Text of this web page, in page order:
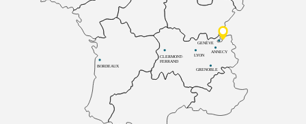
BORDEAUX
CLERMONT-
FERRAND
LYON
ANNECY
GRENOBLE
GENÈVE